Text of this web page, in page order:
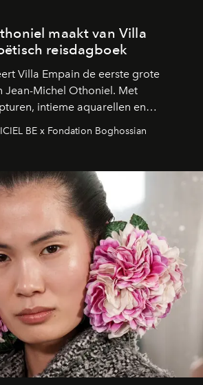
maakt van Villa
reisdagboek
Villa Empain de eerste grote
Jean-Michel Othoniel. Met
intieme aquarellen en
waarin elk werk de herinnering
BE x Fondation Boghossian